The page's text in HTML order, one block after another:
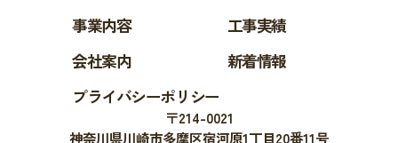
事業内容
工事実績
会社案内
新着情報
プライバシーポリシー
〒214-0021
神奈川県川崎市多摩区宿河原1丁目20番11号